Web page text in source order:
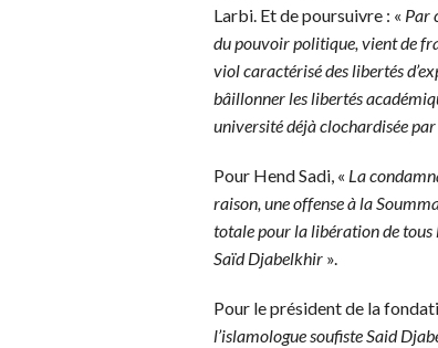
Larbi. Et de poursuivre : « Par
du pouvoir politique, vient de
viol caractérisé des libertés
bâillonner les libertés
université déjà clochardisée
Pour Hend Sadi, « La
raison, une offense à la
totale pour la libération de tous
Saïd Djabelkhir ».
Pour le président de la
l’islamologue soufiste Said